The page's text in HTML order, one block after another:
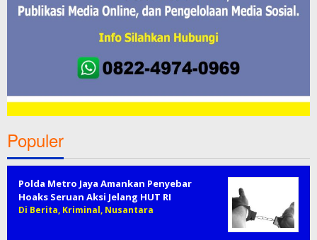
Populer
Polda Metro Jaya Amankan Penyebar
Hoaks Seruan Aksi Jelang HUT RI
Di Berita, Kriminal, Nusantara